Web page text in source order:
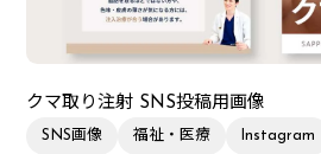
クマ取り注射 SNS投稿用画像
SNS画像 福祉・医療 Instagram